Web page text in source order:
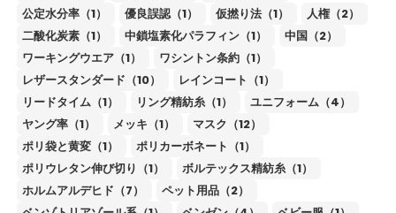
公定水分率（1）
優良誤認（1） 仮撚り法（1）
人権（2）
二酸化炭素（1）
中鎖塩素化パラフィン（1）
中国（2）
ワーキングウエア（1）
ワシントン条約（1）
レザースタンダード（10）
レインコート（1）
リードタイム（1）
リング精紡糸（1）
ユニフォーム（4）
ヤング率（1）
メッキ（1）
マスク（12）
ポリ袋と黄変（1）
ポリカーボネート（1）
ポリウレタン伸び切り（1）
ボルテックス精紡糸（1）
ホルムアルデヒド（7）
ペット用品（2）